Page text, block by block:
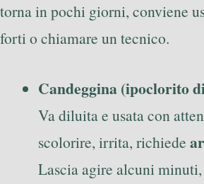
torna in pochi giorni, conviene
forti o chiamare un tecnico.
Candeggina (ipoclorito
Va diluita e usata con
scolorire, irrita, richiede
Lascia agire alcuni